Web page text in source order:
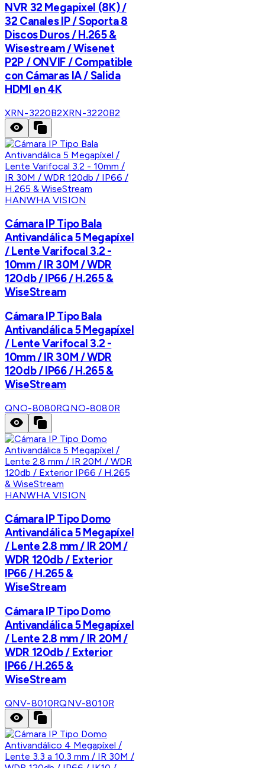
NVR 32 Megapixel (8K) /
32 Canales IP / Soporta 8
Discos Duros / H.265 &
Wisestream / Wisenet
P2P / ONVIF / Compatible
con Cámaras IA / Salida
HDMI en 4K
XRN-3220B2XRN-3220B2
HANWHA VISION
Cámara IP Tipo Bala
Antivandálica 5 Megapíxel
/ Lente Varifocal 3.2 -
10mm / IR 30M / WDR
120db / IP66 / H.265 &
WiseStream
Cámara IP Tipo Bala
Antivandálica 5 Megapíxel
/ Lente Varifocal 3.2 -
10mm / IR 30M / WDR
120db / IP66 / H.265 &
WiseStream
QNO-8080RQNO-8080R
HANWHA VISION
Cámara IP Tipo Domo
Antivandálica 5 Megapíxel
/ Lente 2.8 mm / IR 20M /
WDR 120db / Exterior
IP66 / H.265 &
WiseStream
Cámara IP Tipo Domo
Antivandálica 5 Megapíxel
/ Lente 2.8 mm / IR 20M /
WDR 120db / Exterior
IP66 / H.265 &
WiseStream
QNV-8010RQNV-8010R